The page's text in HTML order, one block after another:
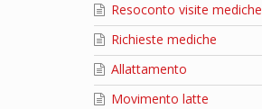
Resoconto visite mediche
Richieste mediche
Allattamento
Movimento latte